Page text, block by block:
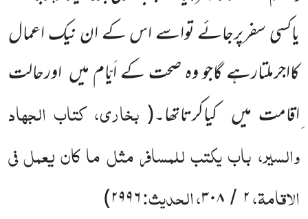
یاکسی سفرپرجائے تواسے اس کے ان نیک اعمال
کااجرملتارہے گاجو وہ صحت کے اَیّام میں اورحالت
ِاقامت میں کیاکرتاتھا۔( بخاری، کتاب الجہاد
والسیر، باب یکتب للمسافر مثل ما کان یعمل فی
الاقامۃ،۲ / ۳۰۸، الحدیث:۲۹۹۶)